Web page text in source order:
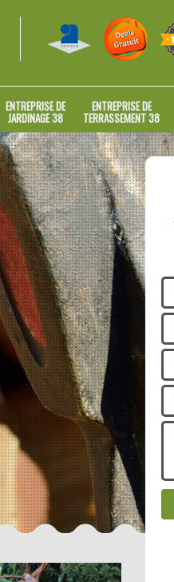
ENTREPRISE DE
JARDINAGE 38
ENTREPRISE DE
TERRASSEMENT 38